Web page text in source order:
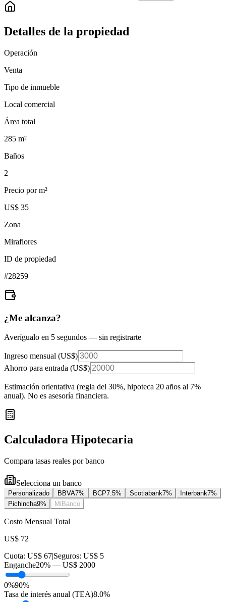
Detalles de la propiedad
Operación
Venta
Tipo de inmueble
Local comercial
Área total
285 m²
Baños
2
Precio por m²
US$ 35
Zona
Miraflores
ID de propiedad
#28259
¿Me alcanza?
Averígualo en 5 segundos — sin registrarte
Ingreso mensual (US$)
Ahorro para entrada (US$)
Estimación orientativa (regla del 30%, hipoteca 20 años al 7%
anual). No es asesoría financiera.
Calculadora Hipotecaria
Compara tasas reales por banco
Selecciona un banco
Personalizado BBVA7% BCP7.5% Scotiabank7% Interbank7%
Pichincha9% MiBanco
Costo Mensual Total
US$ 72
Cuota: US$ 67|Seguros: US$ 5
Enganche20% — US$ 2000
0%90%
Tasa de interés anual (TEA)8.0%